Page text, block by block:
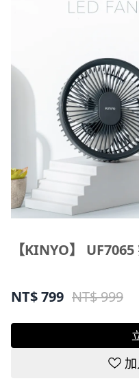
【KINYO】
NT$799 NT$ 999